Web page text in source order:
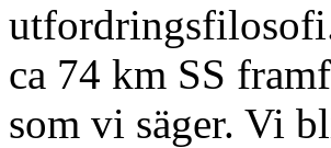
ca 74 km SS
som vi säger. Vi